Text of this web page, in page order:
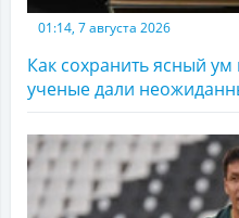
01:14, 7 августа 2026
Как сохранить ясный
ученые дали